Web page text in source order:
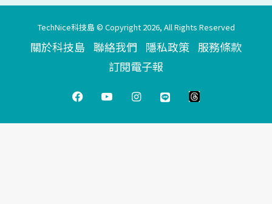
TechNice科技島 © Copyright 2026, All Rights Reserved
關於科技島 聯絡我們 隱私政策 服務條款
訂閱電子報